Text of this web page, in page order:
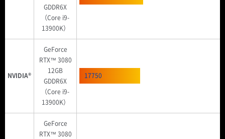
GDDR6X
（Core i9-
13900K）
NVIDIA®
GeForce
RTX™ 3080
12GB
GDDR6X
（Core i9-
13900K）
17750
GeForce
RTX™ 3080